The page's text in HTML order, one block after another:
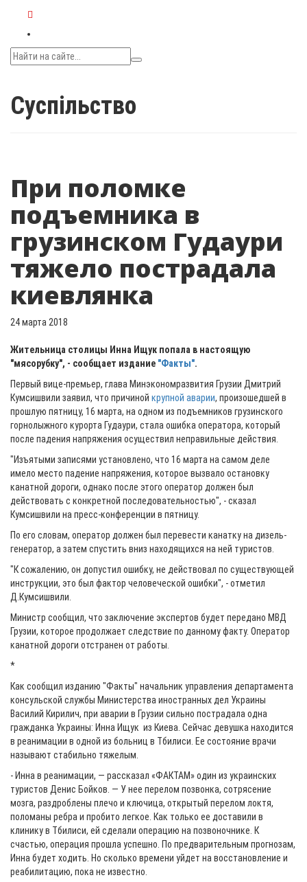
Суспільство
При поломке
подъемника в
грузинском Гудаури
тяжело пострадала
киевлянка
24 марта 2018
Жительница столицы Инна Ищук попала в настоящую
"мясорубку", - сообщает издание "Факты".
Первый вице-премьер, глава Минэкономразвития Грузии Дмитрий
Кумсишвили заявил, что причиной крупной аварии, произошедшей в
прошлую пятницу, 16 марта, на одном из подъемников грузинского
горнолыжного курорта Гудаури, стала ошибка оператора, который
после падения напряжения осуществил неправильные действия.
"Изъятыми записями установлено, что 16 марта на самом деле
имело место падение напряжения, которое вызвало остановку
канатной дороги, однако после этого оператор должен был
действовать с конкретной последовательностью", - сказал
Кумсишвили на пресс-конференции в пятницу.
По его словам, оператор должен был перевести канатку на дизель-
генератор, а затем спустить вниз находящихся на ней туристов.
"К сожалению, он допустил ошибку, не действовал по существующей
инструкции, это был фактор человеческой ошибки", - отметил
Д.Кумсишвили.
Министр сообщил, что заключение экспертов будет передано МВД
Грузии, которое продолжает следствие по данному факту. Оператор
канатной дороги отстранен от работы.
*
Как сообщил изданию "Факты" начальник управления департамента
консульской службы Министерства иностранных дел Украины
Василий Кирилич, при аварии в Грузии сильно пострадала одна
гражданка Украины: Инна Ищук из Киева. Сейчас девушка находится
в реанимации в одной из больниц в Тбилиси. Ее состояние врачи
называют стабильно тяжелым.
- Инна в реанимации, — рассказал «ФАКТАМ» один из украинских
туристов Денис Бойков. — У нее перелом позвонка, сотрясение
мозга, раздроблены плечо и ключица, открытый перелом локтя,
поломаны ребра и пробито легкое. Как только ее доставили в
клинику в Тбилиси, ей сделали операцию на позвоночнике. К
счастью, операция прошла успешно. По предварительным прогнозам,
Инна будет ходить. Но сколько времени уйдет на восстановление и
реабилитацию, пока не известно.